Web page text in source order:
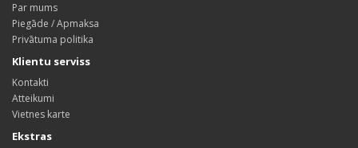
Par mums
Piegāde / Apmaksa
Privātuma politika
Klientu serviss
Kontakti
Atteikumi
Vietnes karte
Ekstras